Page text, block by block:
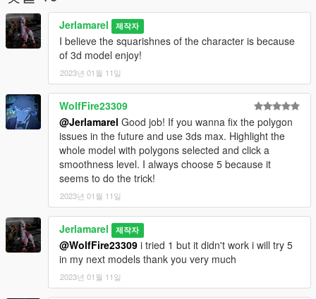
Jerlamarel 제작자
I believe the squarishnes of the character is because
of 3d model enjoy!
2023년 01월 11일
WolfFire23309
@Jerlamarel Good job! If you wanna fix the polygon
issues in the future and use 3ds max. Highlight the
whole model with polygons selected and click a
smoothness level. I always choose 5 because it
seems to do the trick!
2023년 01월 11일
Jerlamarel 제작자
@WolfFire23309 i tried 1 but it didn't work i will try 5
in my next models thank you very much
2023년 01월 11일